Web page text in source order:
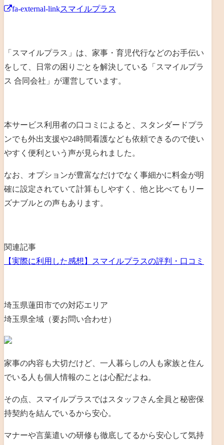
fa-external-linkスマイルプラス
「スマイルプラス」は、 家事・育児代行などのお手伝い
をして、日常の困りごとを解決している「 スマイルプラ
ス 合同会社 」が運営しています。
本サービス利用者の口コミによると、 スタンダードプラ
ンでも外出支援や24時間看護なども依頼できるので使い
やすく便利という声が見られました。
なお、 オプションが豊富なだけでなく事細かに料金が明
確に設定されていて計算もしやすく、他と比べてもリー
ズナブルとの声もあります。
関連記事
【実際に利用した感想】スマイルプラスの評判・口コミ
埼玉県蓮田市での対応エリア
埼玉県全域（要お問い合わせ）
家事の内容も大切だけど、一人暮らしの人も家族と住ん
でいる人も個人情報のことは心配だよね。
その点、スマイルプラスではスタッフさん全員と秘密保
持契約を結んでいるから安心。
マナーや言葉遣いの研修も徹底してるから安心して気持